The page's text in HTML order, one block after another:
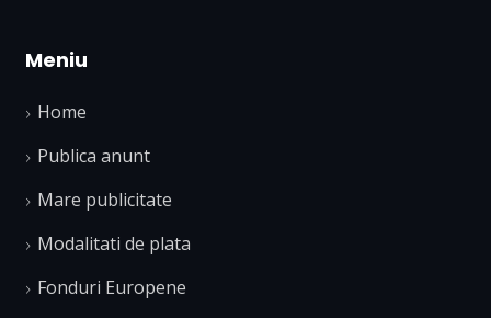
Meniu
Home
Publica anunt
Mare publicitate
Modalitati de plata
Fonduri Europene